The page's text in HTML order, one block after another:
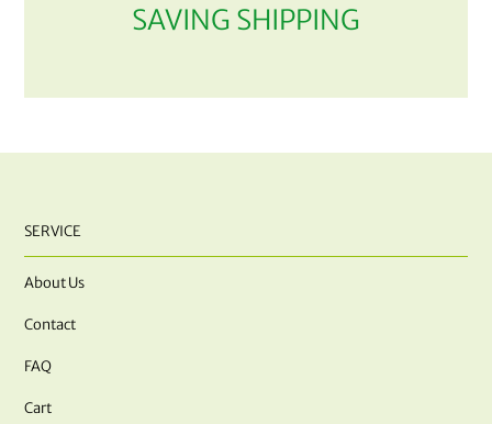
SAVING SHIPPING
SERVICE
About Us
Contact
FAQ
Cart